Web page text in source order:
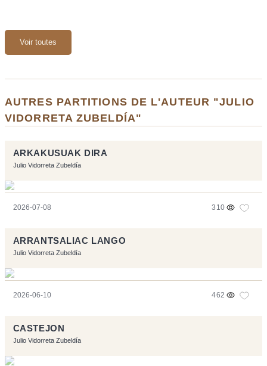
Voir toutes
AUTRES PARTITIONS DE L'AUTEUR "JULIO
VIDORRETA ZUBELDÍA"
ARKAKUSUAK DIRA
Julio Vidorreta Zubeldía
2026-07-08 310
ARRANTSALIAC LANGO
Julio Vidorreta Zubeldía
2026-06-10 462
CASTEJON
Julio Vidorreta Zubeldía